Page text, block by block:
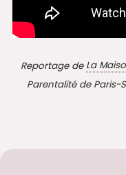
Reportage de La
Parentalité de Paris-